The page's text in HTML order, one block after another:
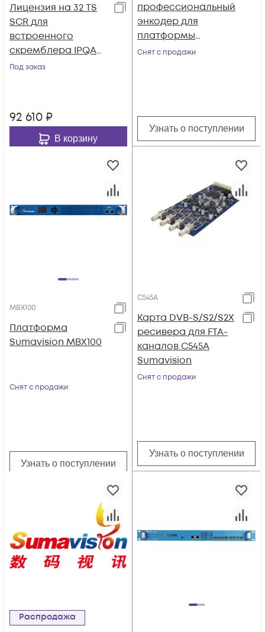
Лицензия на 32 TS
SCR для
встроенного
скремблера IPQAM
3.3
Под заказ
92 610 ₽
В корзину
профессиональный
энкодер для
платформы
Sumavision MBX100
Снят с продажи
Узнать о поступлении
MBX100
Платформа
Sumavision MBX100
Снят с продажи
Узнать о поступлении
C545A
Карта DVB-S/S2/S2X
ресивера для FTA-
каналов C545A
Sumavision
Снят с продажи
Узнать о поступлении
Распродажа